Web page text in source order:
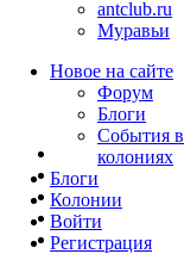
antclub.ru
Муравьи
Новое на сайте
Форум
Блоги
События в
колониях
Блоги
Колонии
Войти
Peгиcтpaция